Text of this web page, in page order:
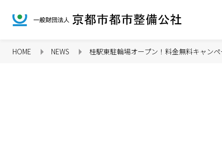
HOME NEWS 桂駅東駐輪場オープン！料金無料キャン